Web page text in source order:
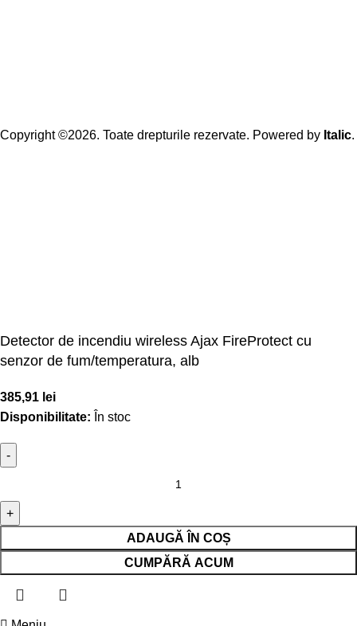
Copyright ©2026. Toate drepturile rezervate. Powered by Italic.
Detector de incendiu wireless Ajax FireProtect cu
senzor de fum/temperatura, alb
385,91 lei
Disponibilitate: În stoc
ADAUGĂ ÎN COȘ
CUMPĂRĂ ACUM